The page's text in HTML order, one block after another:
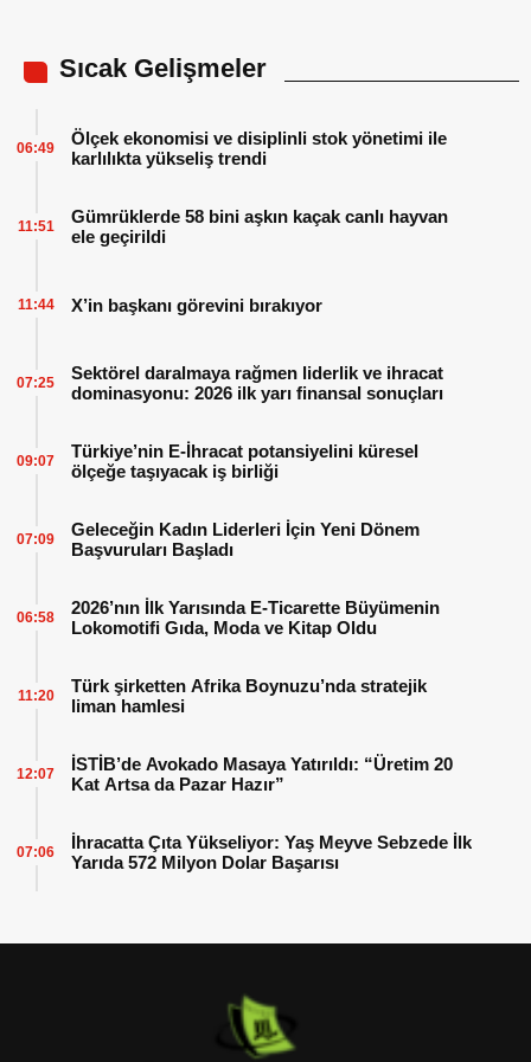
Sıcak Gelişmeler
Ölçek ekonomisi ve disiplinli stok yönetimi ile
karlılıkta yükseliş trendi
06:49
Gümrüklerde 58 bini aşkın kaçak canlı hayvan
ele geçirildi
11:51
X’in başkanı görevini bırakıyor
11:44
Sektörel daralmaya rağmen liderlik ve ihracat
dominasyonu: 2026 ilk yarı finansal sonuçları
07:25
Türkiye’nin E-İhracat potansiyelini küresel
ölçeğe taşıyacak iş birliği
09:07
Geleceğin Kadın Liderleri İçin Yeni Dönem
Başvuruları Başladı
07:09
2026’nın İlk Yarısında E-Ticarette Büyümenin
Lokomotifi Gıda, Moda ve Kitap Oldu
06:58
Türk şirketten Afrika Boynuzu’nda stratejik
liman hamlesi
11:20
İSTİB’de Avokado Masaya Yatırıldı: “Üretim 20
Kat Artsa da Pazar Hazır”
12:07
İhracatta Çıta Yükseliyor: Yaş Meyve Sebzede İlk
Yarıda 572 Milyon Dolar Başarısı
07:06